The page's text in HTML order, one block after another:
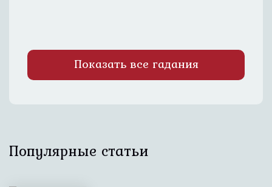
Показать все гадания
Популярные статьи